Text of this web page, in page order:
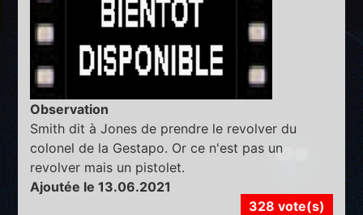
Observation
Smith dit à Jones de prendre le revolver du
colonel de la Gestapo. Or ce n'est pas un
revolver mais un pistolet.
Ajoutée le 13.06.2021
328 vote(s)